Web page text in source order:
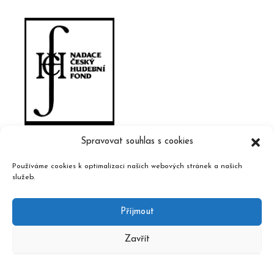
Spravovat souhlas s cookies
Používáme cookies k optimalizaci našich webových stránek a našich
služeb.
Příjmout
Zavřít